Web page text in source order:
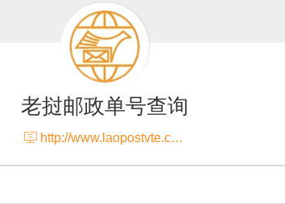
老挝邮政单号查询
 http://www.laopostvte.com/